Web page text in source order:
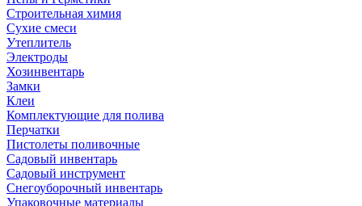
Строительная химия
Сухие смеси
Утеплитель
Электроды
Хозинвентарь
Замки
Клеи
Комплектующие для полива
Перчатки
Пистолеты поливочные
Садовый инвентарь
Садовый инструмент
Снегоуборочный инвентарь
Упаковочные материалы